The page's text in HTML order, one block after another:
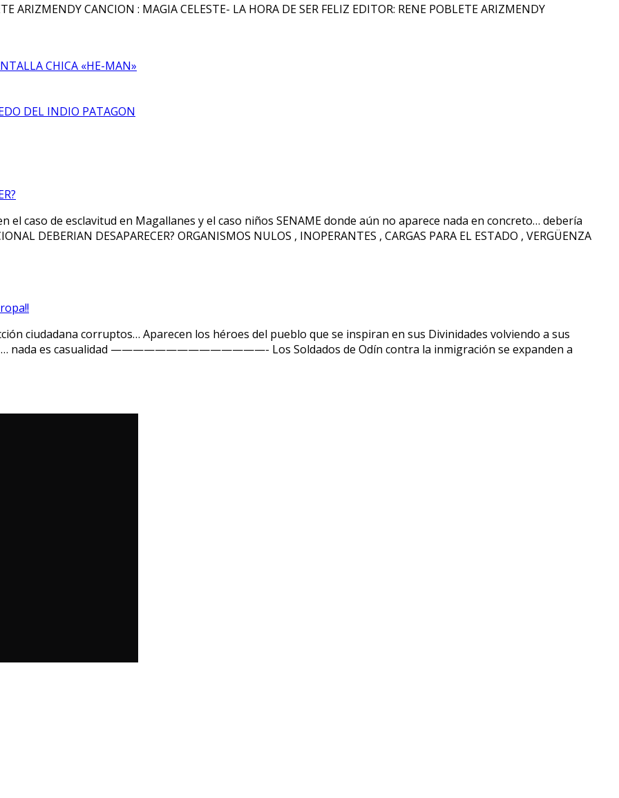
ARIZMENDY CANCION : MAGIA CELESTE- LA HORA DE SER FELIZ EDITOR: RENE POBLETE ARIZMENDY
CHICA «HE-MAN»
DEL INDIO PATAGON
el caso de esclavitud en Magallanes y el caso niños SENAME donde aún no aparece nada en concreto… debería
DEBERIAN DESAPARECER? ORGANISMOS NULOS , INOPERANTES , CARGAS PARA EL ESTADO , VERGÜENZA
ciudadana corruptos… Aparecen los héroes del pueblo que se inspiran en sus Divinidades volviendo a sus
… nada es casualidad ——————————————- Los Soldados de Odín contra la inmigración se expanden a